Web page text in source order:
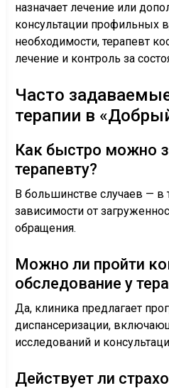
назначает лечение или
консультации профильных
необходимости, терапевт
лечение и контроль за
Часто
терапии в
Как быстро можно
терапевту?
В большинстве случаев — в
зависимости от
обращения.
Можно ли пройти
обследование у
Да, клиника предлагает
диспансеризации,
исследований и
Действует ли